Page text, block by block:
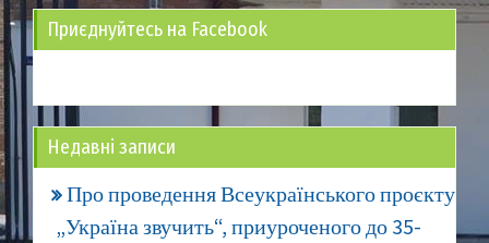
Приєднуйтесь на Facebook
Недавні записи
Про проведення Всеукраїнського проєкту
„Україна звучить“, приуроченого до 35-